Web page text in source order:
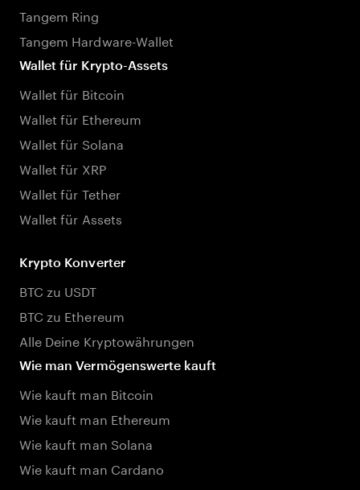
Tangem Ring
Tangem Hardware-Wallet
Wallet für Krypto-Assets
Wallet für Bitcoin
Wallet für Ethereum
Wallet für Solana
Wallet für XRP
Wallet für Tether
Wallet für Assets
Krypto Konverter
BTC zu USDT
BTC zu Ethereum
Alle Deine Kryptowährungen
Wie man Vermögenswerte kauft
Wie kauft man Bitcoin
Wie kauft man Ethereum
Wie kauft man Solana
Wie kauft man Cardano